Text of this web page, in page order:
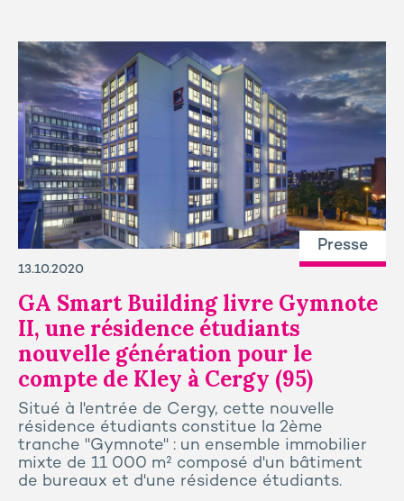
Presse
13.10.2020
GA Smart Building livre Gymnote
II, une résidence étudiants
nouvelle génération pour le
compte de Kley à Cergy (95)
Situé à l'entrée de Cergy, cette nouvelle
résidence étudiants constitue la 2ème
tranche "Gymnote" : un ensemble immobilier
mixte de 11 000 m² composé d'un bâtiment
de bureaux et d'une résidence étudiants.